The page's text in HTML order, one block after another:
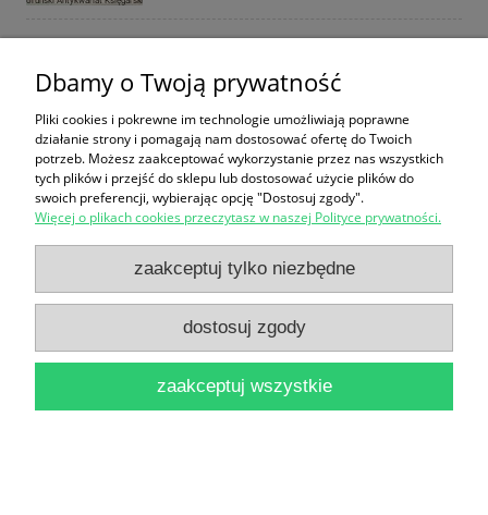
Ryby / Steve Parker
19,90 zł
do koszyka
Słownik wyrazów obcych / Praca zbiorowa
Dbamy o Twoją prywatność
Pliki cookies i pokrewne im technologie umożliwiają poprawne
działanie strony i pomagają nam dostosować ofertę do Twoich
potrzeb. Możesz zaakceptować wykorzystanie przez nas wszystkich
tych plików i przejść do sklepu lub dostosować użycie plików do
swoich preferencji, wybierając opcję "Dostosuj zgody".
Więcej o plikach cookies przeczytasz w naszej Polityce prywatności.
zaakceptuj tylko niezbędne
dostosuj zgody
zaakceptuj wszystkie